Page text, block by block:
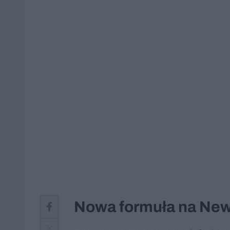
Nowa formuła na